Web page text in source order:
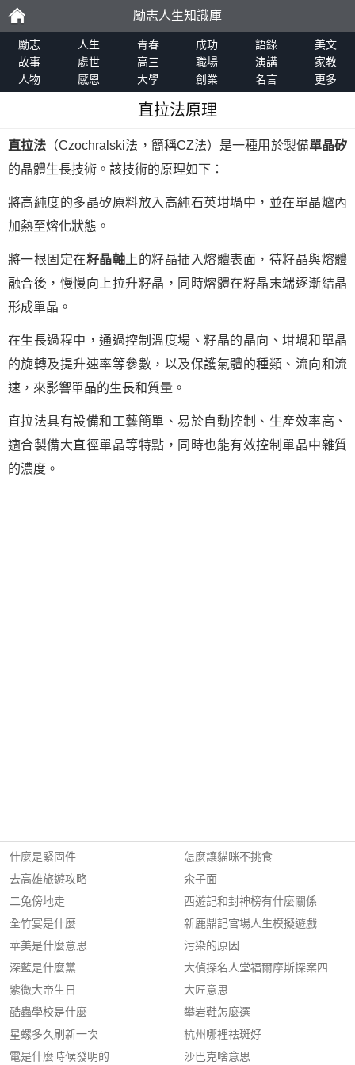
勵
志
勵志人生知識庫
勵志 人生 青春 成功 語錄
美文
故事
處世 高三 職場 演講
家教
人物
感恩 大學 創業 名言 更多
直拉法原理
直拉法 （Czochralski法，簡稱CZ法）是一種用於製備單晶矽
的晶體生長技術。該技術的原理如下：
將高純度的多晶矽原料放入高純石英坩堝中，並在單晶爐內
加熱至熔化狀態。
將一根固定在籽晶軸 上的籽晶插入熔體表面，待籽晶與熔體
融合後，慢慢向上拉升籽晶，同時熔體在籽晶末端逐漸結晶
形成單晶。
在生長過程中，通過控制溫度場、籽晶的晶向、坩堝和單晶
的旋轉及提升速率等參數，以及保護氣體的種類、流向和流
速，來影響單晶的生長和質量。
直拉法具有設備和工藝簡單、易於自動控制、生產效率高、
適合製備大直徑單晶等特點，同時也能有效控制單晶中雜質
的濃度。
什麼是緊固件
去高雄旅遊攻略
二兔傍地走
全竹宴是什麼
華美是什麼意思
深藍是什麼黨
紫微大帝生日
酷蟲學校是什麼
星螺多久刷新一次
電是什麼時候發明的
怎麼讓貓咪不挑食
氽子面
西遊記和封神榜有什麼關係
新鹿鼎記官場人生模擬遊戲
污染的原因
大偵探名人堂福爾摩斯探案四簽名
大匠意思
攀岩鞋怎麼選
杭州哪裡祛斑好
沙巴克啥意思